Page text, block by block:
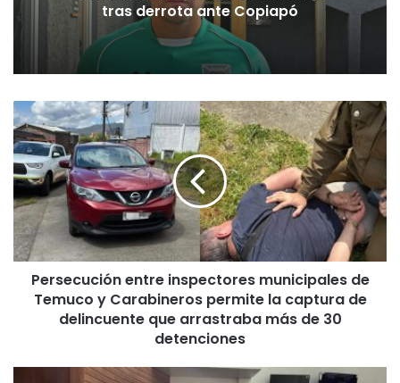
tras derrota ante Copiapó
P
e
r
s
e
c
u
i
Persecución entre inspectores municipales de
Temuco y Carabineros permite la captura de
delincuente que arrastraba más de 30
detenciones